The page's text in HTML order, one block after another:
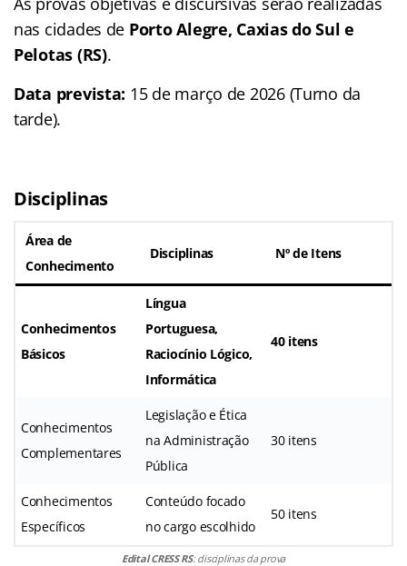
nas cidades de Porto Alegre, Caxias do Sul e
Pelotas (RS).
Data prevista: 15 de março de 2026 (Turno da
tarde).
Disciplinas
Área de
Conhecimento
Disciplinas Nº de Itens
Conhecimentos
Básicos
Língua
Portuguesa,
Raciocínio Lógico,
Informática
40 itens
Conhecimentos
Complementares
Legislação e Ética
na Administração
Pública
30 itens
Conhecimentos
Específicos
Conteúdo focado
no cargo escolhido
50 itens
Edital CRESS RS: disciplinas da prova